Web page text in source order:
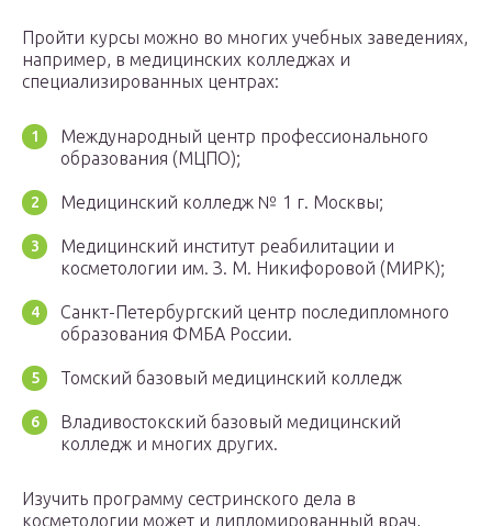
Пройти курсы можно во многих учебных заведениях,
например, в медицинских колледжах и
специализированных центрах:
Международный центр профессионального
образования (МЦПО);
Медицинский колледж № 1 г. Москвы;
Медицинский институт реабилитации и
косметологии им. З. М. Никифоровой (МИРК);
Санкт-Петербургский центр последипломного
образования ФМБА России.
Томский базовый медицинский колледж
Владивостокский базовый медицинский
колледж и многих других.
Изучить программу сестринского дела в
косметологии может и дипломированный врач,